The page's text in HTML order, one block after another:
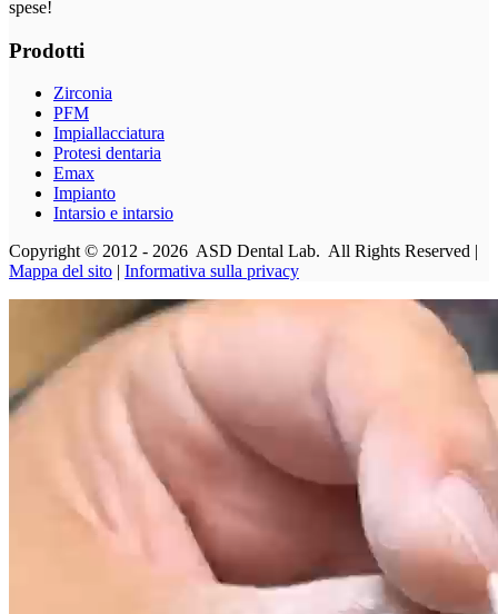
spese!
Prodotti
Zirconia
PFM
Impiallacciatura
Protesi dentaria
Emax
Impianto
Intarsio e intarsio
Copyright © 2012 - 2026 ASD Dental Lab. All Rights Reserved |
Mappa del sito | Informativa sulla privacy